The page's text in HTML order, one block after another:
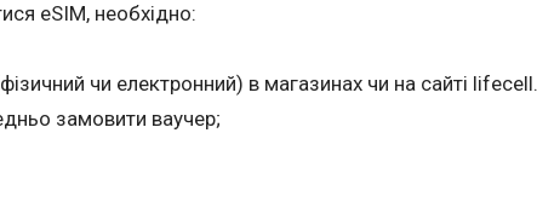
eSIM, необхідно:
чи електронний) в магазинах чи на сайті lifecell.
замовити ваучер;